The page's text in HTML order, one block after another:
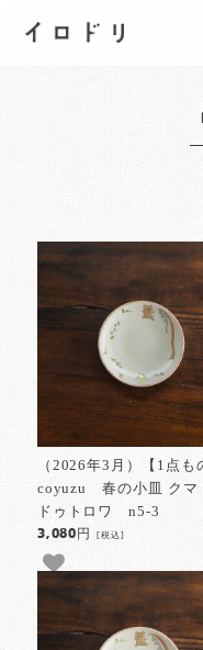
イロドリ
（2026年3月）【1点も
coyuzu 春の小皿 クマ
ドゥトロワ n5-3
3,080円[税込]